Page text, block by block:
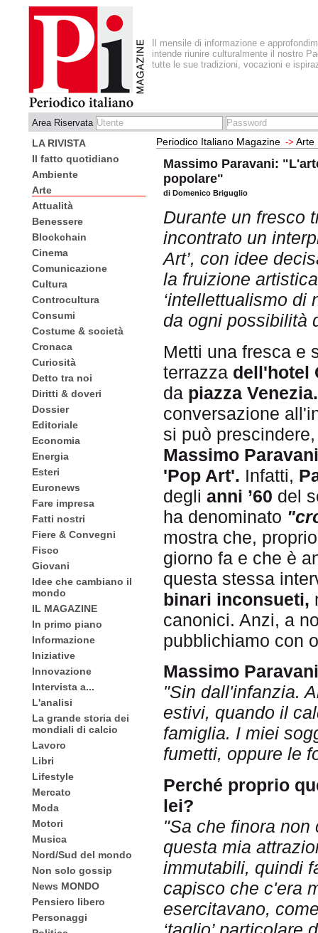
Il mensile di informazione e
intende riunire culturalmente il nostro
tutte le sue tradizioni, vocazioni e
Area Riservata
LA RIVISTA
Il fatto quotidiano
Ambiente
Arte
Attualità
Benessere
Blockchain
Cinema
Comunicazione
Cultura
Controcultura
Consumi
Costume & società
Cronaca
Curiosità
Detto tra noi
Diritti & doveri
Dossier
Editoriale
Economia
Energia
Esteri
Euronews
Fare impresa
Fatti nostri
Fiere & Convegni
Fisco
Giovani
Idee che cambiano il
mondo
IL MAGAZINE
In primo piano
Informazione
Iniziative
Innovazione
Intervista a...
L'analisi
La grande storia dei
mondiali di calcio
Lavoro
Libri
Lifestyle
Mercato
Moda
Motori
Musica
Nord/Sud del mondo
Non solo gossip
News MONDO
Pensiero libero
Personaggi
Periodico Italiano Magazine -> Arte
Massimo Paravani:
popolare"
di Domenico Briguglio
Durante un fresco
incontrato un
Art’, con idee
la fruizione
‘intellettualismo di
da ogni possibilità
Metti una fresca e
terrazza dell'hotel
da piazza Venezia.
conversazione
si può
Massimo
'Pop Art'. Infatti,
degli anni ’60 del
ha denominato
mostra che,
giorno fa e che è
questa stessa
binari inconsueti,
canonici. Anzi, a
pubblichiamo con
Massimo
"Sin dall'infanzia.
estivi, quando il
famiglia. I miei
fumetti, oppure le
Perché proprio
lei?
"Sa che finora
questa mia
immutabili, quindi
capisco che c'era
esercitavano,